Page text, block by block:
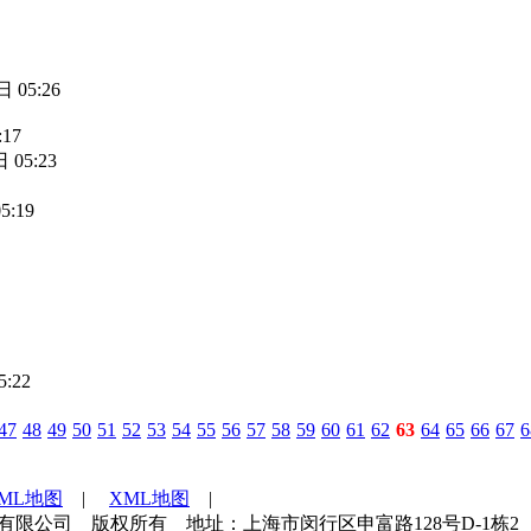
05:26
05:23
48 49 50 51 52 53 54 55 56 57 58 59 60 61 62 63 64 65 66 67
地图 | XML地图
|
限公司 版权所有 地址：上海市闵行区申富路128号D-1栋2